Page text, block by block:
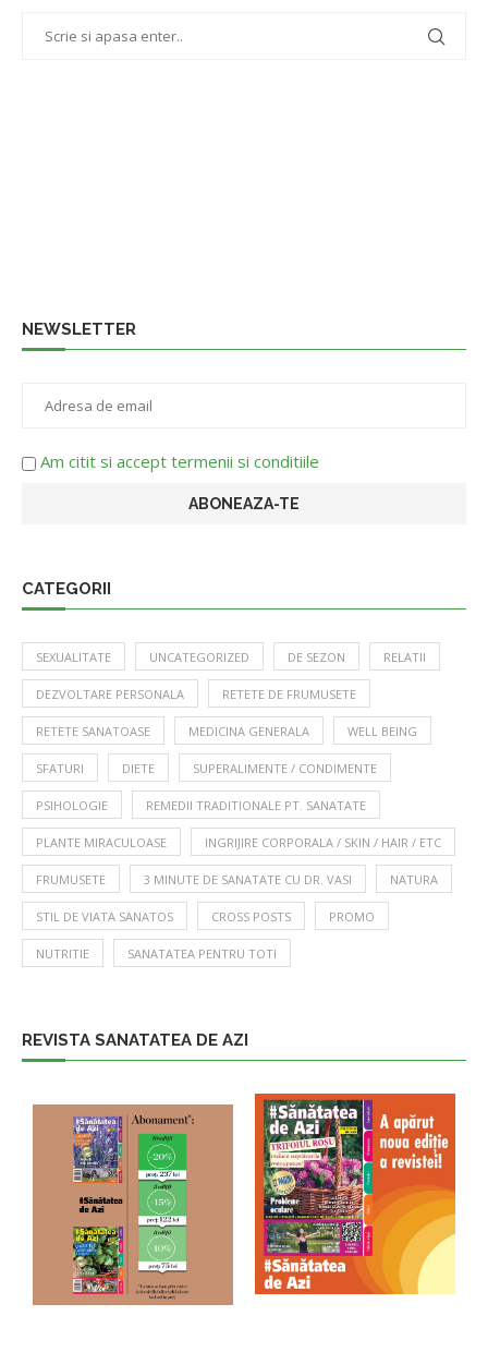
NEWSLETTER
Am citit si accept termenii si conditiile
CATEGORII
SEXUALITATE UNCATEGORIZED DE SEZON RELATII
DEZVOLTARE PERSONALA RETETE DE FRUMUSETE
RETETE SANATOASE MEDICINA GENERALA WELL BEING
SFATURI DIETE SUPERALIMENTE / CONDIMENTE
PSIHOLOGIE REMEDII TRADITIONALE PT. SANATATE
PLANTE MIRACULOASE INGRIJIRE CORPORALA / SKIN / HAIR / ETC
FRUMUSETE 3 MINUTE DE SANATATE CU DR. VASI NATURA
STIL DE VIATA SANATOS CROSS POSTS PROMO
NUTRITIE SANATATEA PENTRU TOTI
REVISTA SANATATEA DE AZI